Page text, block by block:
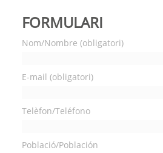
FORMULARI
Nom/Nombre (obligatori)
E-mail (obligatori)
Telèfon/Teléfono
Població/Población